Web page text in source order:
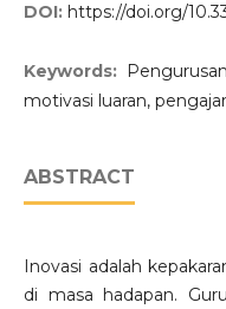
DOI: https://doi.org/
Keywords:
motivasi luaran,
ABSTRACT
Inovasi adalah
di masa hadapan.